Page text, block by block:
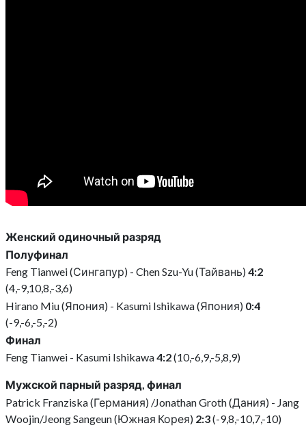
Женский одиночный разряд
Полуфинал
Feng Tianwei (Сингапур) - Chen Szu-Yu (Тайвань)4:2
(4,-9,10,8,-3,6)
Hirano Miu (Япония) - Kasumi Ishikawa (Япония) 0:4
(-9,-6,-5,-2)
Финал
Feng Tianwei - Kasumi Ishikawa4:2(10,-6,9,-5,8,9)
Мужской парный разряд, финал
Patrick Franziska (Германия) /Jonathan Groth (Дания) - Jang
Woojin/Jeong Sangeun (Южная Корея) 2:3(-9,8,-10,7,-10)